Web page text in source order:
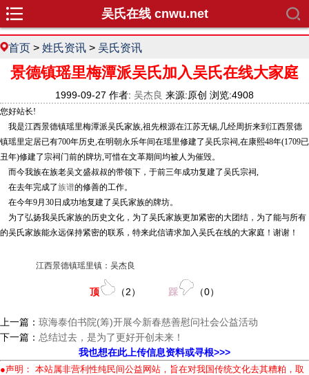
吴氏在线 cnwu.net
首页 > 姓氏资讯 > 吴氏资讯
景德镇瑶里梅潭派吴氏加入吴氏在线大家庭
1999-09-27 作者: 吴杰良 来源:原创 浏览:4908
您好站长!
我是江西景德镇瑶里梅潭派吴氏家族,祖先根源在江苏无锡,几经周折来到江西景德
镇瑶里定居已有700年历史,在明朝永乐年间在瑶里修建了吴氏宗祠,在康熙48年(1709已
丑年)修建了宗祠门前的牌坊,可惜在文革期间均被人为催毁。
而今我族在族老吴文盛叔叔的带领下，于前三年成功复建了吴氏宗祠,
在去年完成了族谱的修善的工作。
在今年9月30日成功地复建了吴氏家族的牌坊。
为了弘扬我吴氏家族的历史文化，为了吴氏家族更加紧密的大团结，为了能与所有
的吴氏家族能永远保持紧密的联系，特来此信请求加入吴氏在线的大家庭！谢谢！
江西景德镇瑶里镇：吴杰良
顶 （2） 踩 （0）
上一篇： 琼海泰伯书院(筹)开展今新春慈善慰问社会公益活动
下一篇： 总结过去，是为了更好开创未来！
我也想在此上传信息资料或寻根>>>
●声明： 本站属非营利性纯民间公益网站，旨在对我国传统文化去其糟粕，取